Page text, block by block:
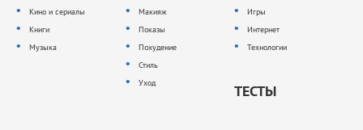
Кино и сериалы
Книги
Музыка
Макияж
Показы
Похудение
Стиль
Уход
Игры
Интернет
Технологии
ТЕСТЫ